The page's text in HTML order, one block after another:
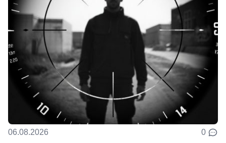
06.08.2026 0